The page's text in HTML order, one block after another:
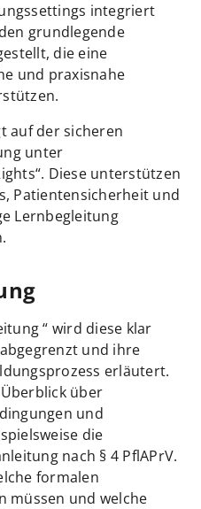
integriert
grundlegende
die eine
und praxisnahe
auf der sicheren
unter
Diese unterstützen
Patientensicherheit und
Lernbegleitung
“ wird diese klar
und ihre
erläutert.
über
und
die
nach § 4 PflAPrV.
formalen
müssen und welche